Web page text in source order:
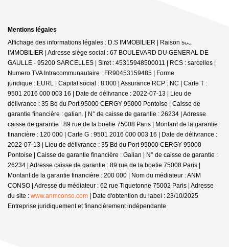
Mentions légales
Affichage des informations légales : D.S IMMOBILIER | Raison sociale : DS
IMMOBILIER | Adresse siège social : 67 BOULEVARD DU GENERAL DE
GAULLE - 95200 SARCELLES | Siret : 45315948500011 | RCS : sarcelles |
Numero TVA Intracommunautaire : FR90453159485 | Forme
juridique : EURL | Capital social : 8 000 | Assurance RCP : NC | Carte T :
9501 2016 000 003 16 | Date de délivrance : 2022-07-13 | Lieu de
délivrance : 35 Bd du Port 95000 CERGY 95000 Pontoise | Caisse de
garantie financière : galian. | N° de caisse de garantie : 26234 | Adresse
caisse de garantie : 89 rue de la boetie 75008 Paris | Montant de la garantie
financière : 120 000 | Carte G : 9501 2016 000 003 16 | Date de délivrance :
2022-07-13 | Lieu de délivrance : 35 Bd du Port 95000 CERGY 95000
Pontoise | Caisse de garantie financière : Galian | N° de caisse de garantie :
26234 | Adresse caisse de garantie : 89 rue de la boetie 75008 Paris |
Montant de la garantie financière : 200 000 | Nom du médiateur : ANM
CONSO | Adresse du médiateur : 62 rue Tiquetonne 75002 Paris | Adresse
du site : www.anmconso.com | Date d'obtention du label : 23/10/2025
Entreprise juridiquement et financièrement indépendante